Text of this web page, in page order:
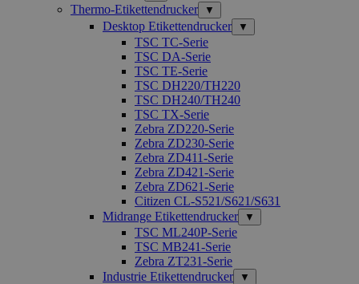
Thermo-Etikettendrucker ▼
Desktop Etikettendrucker ▼
TSC TC-Serie
TSC DA-Serie
TSC TE-Serie
TSC DH220/TH220
TSC DH240/TH240
TSC TX-Serie
Zebra ZD220-Serie
Zebra ZD230-Serie
Zebra ZD411-Serie
Zebra ZD421-Serie
Zebra ZD621-Serie
Citizen CL-S521/S621/S631
Midrange Etikettendrucker
▼
TSC ML240P-Serie
TSC MB241-Serie
Zebra ZT231-Serie
Industrie Etikettendrucker
▼